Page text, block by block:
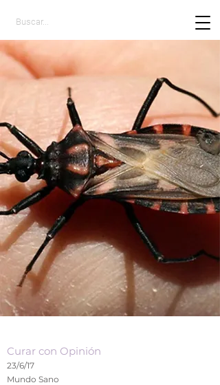
Curar con Opinión
23/6/17
Mundo Sano